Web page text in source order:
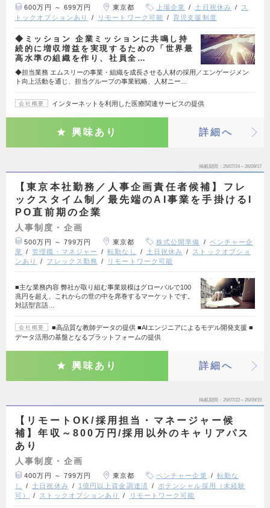
600万円 ～ 699万円 東京都 上場企業 土日祝休み
ス
トックオプションあり
リモートワーク可能 育児支援制度
◆ミッション 企業ミッションに共鳴し持
続的に増収増益を実現するための「世界最
高水準の組織を作り、社員全…
◆担当業務 エムスリーの事業・組織を成長させる人材の採用／エンゲージメン
ト向上活動を通じ、担当グループの事業戦略、人材ニー…
会社概要 インターネットを利用した医療関連サービスの提供
興味あり 詳細へ
掲載期間 26/07/24～26/09/17
【東京本社勤務／人事企画責任者候補】フレ
ックスタイム制／最先端のAI事業を手掛けるI
PO直前期の企業
人事制度・企画
500万円 ～ 799万円 東京都 株式公開準備
ベンチャー企
業
管理職・マネジャー 転勤なし 土日祝休み
ストックオプショ
ンあり
フレックス勤務 リモートワーク可能
■主な業務内容 弊社が取り組む事業規模はグローバルで100
兆円を超え、これからの世の中を席巻するマーケットです。
対話型言語…
会社概要
■高品質な教師データの提供 ■AIエンジニアによるモデル開発支援 ■
データ活用の基盤となるプラットフォームの提供
興味あり 詳細へ
掲載期間 26/07/22～26/09/15
【リモートOK/採用担当・マネージャー候
補】年収～800万円/採用以外のキャリアパス
あり
人事制度・企画
400万円 ～ 799万円 東京都 ベンチャー企業
転勤な
し
土日祝休み 1億円以上資金調達済
ポテンシャル採用（未経験
可）
ストックオプションあり リモートワーク可能